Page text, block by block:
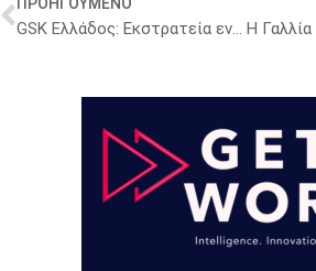
GSK Ελλάδος: Εκστρατεία ενημέρωσης για τη Χρόνια Ρινοκολπίτιδα με Ρινικούς Πολύποδες